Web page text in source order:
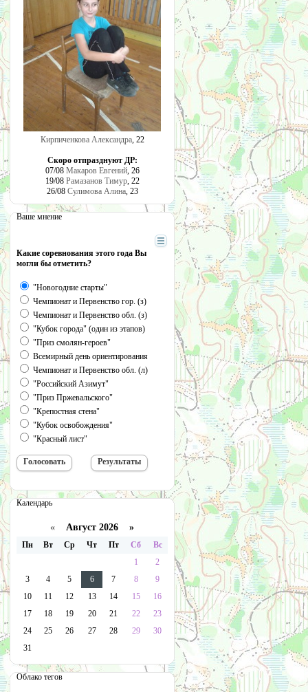
Кирпиченкова Александра, 22
Скоро отпразднуют ДР:
07/08 Макаров Евгений, 26
19/08 Рамазанов Тимур, 22
26/08 Сулимова Алина, 23
Ваше мнение
Какие соревнования этого года Вы
могли бы отметить?
"Новогодние старты"
Чемпионат и Первенство гор. (з)
Чемпионат и Первенство обл. (з)
"Кубок города" (один из этапов)
"Приз смолян-героев"
Всемирный день ориентирования
Чемпионат и Первенство обл. (л)
"Российский Азимут"
"Приз Пржевальского"
"Крепостная стена"
"Кубок освобождения"
"Красный лист"
Календарь
« Август 2026 »
Пн Вт Ср Чт Пт Сб
Вс
1
2
3
4 5 6 7 8
9
10
11 12 13 14 15
16
17
18 19 20 21 22
23
24
25 26 27 28 29
30
31
Облако тегов